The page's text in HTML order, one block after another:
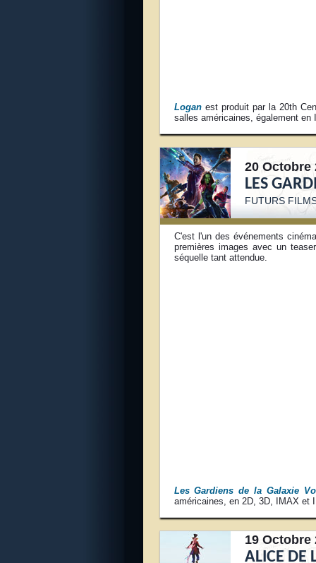
Loganest produit par la 20th
salles américaines, également en
20 Octobre
LES
FUTURS
C'est l'un des événements
premières images avec un
séquelle tant attendue.
Les Gardiens de la Galaxie
américaines, en 2D, 3D, IMAX et
19 Octobre
ALICE DE